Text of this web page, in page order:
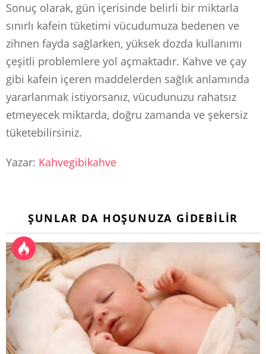
Sonuç olarak, gün içerisinde belirli bir miktarla
sınırlı kafein tüketimi vücudumuza bedenen ve
zihnen fayda sağlarken, yüksek dozda kullanımı
çeşitli problemlere yol açmaktadır. Kahve ve çay
gibi kafein içeren maddelerden sağlık anlamında
yararlanmak istiyorsanız, vücudunuzu rahatsız
etmeyecek miktarda, doğru zamanda ve şekersiz
tüketebilirsiniz.
Yazar: Kahvegibikahve
ŞUNLAR DA HOŞUNUZA GIDEBILIR